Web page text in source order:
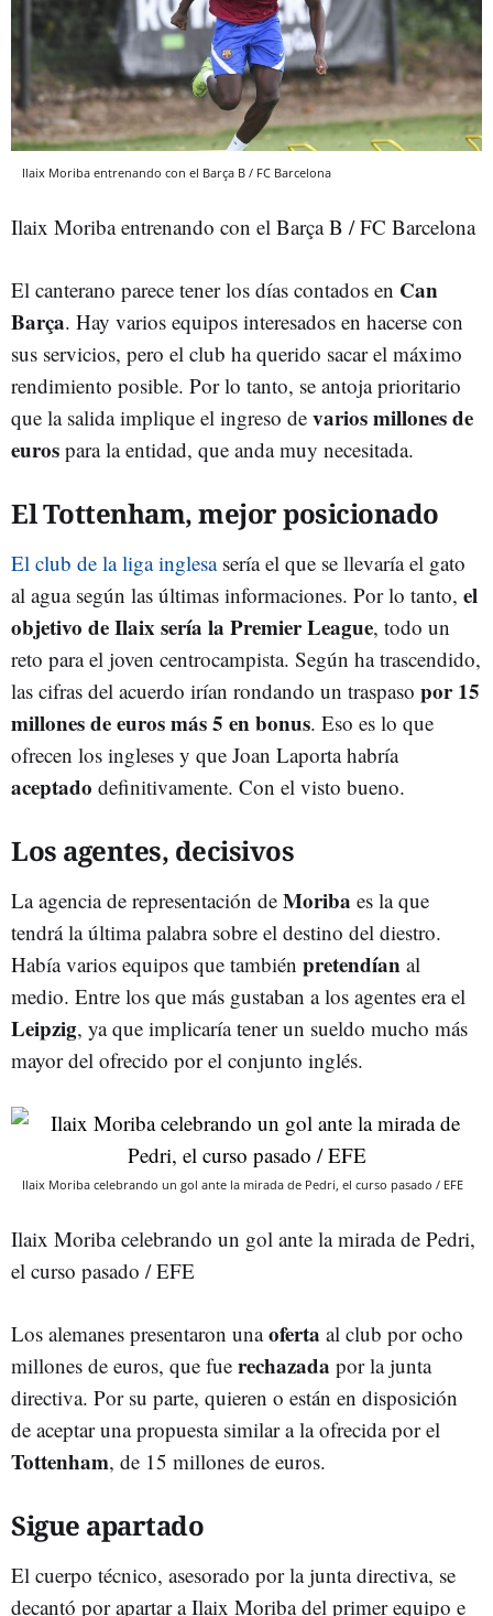
Ilaix Moriba entrenando con el Barça B / FC Barcelona
Ilaix Moriba entrenando con el Barça B / FC Barcelona
El canterano parece tener los días contados en Can
Barça. Hay varios equipos interesados en hacerse con
sus servicios, pero el club ha querido sacar el máximo
rendimiento posible. Por lo tanto, se antoja prioritario
que la salida implique el ingreso de varios millones de
euros para la entidad, que anda muy necesitada.
El Tottenham, mejor posicionado
El club de la liga inglesasería el que se llevaría el gato
al agua según las últimas informaciones. Por lo tanto, el
objetivo de Ilaix sería la Premier League, todo un
reto para el joven centrocampista. Según ha trascendido,
las cifras del acuerdo irían rondando un traspaso por 15
millones de euros más 5 en bonus. Eso es lo que
ofrecen los ingleses y que Joan Laporta habría
aceptado definitivamente. Con el visto bueno.
Los agentes, decisivos
La agencia de representación de Moriba es la que
tendrá la última palabra sobre el destino del diestro.
Había varios equipos que también pretendían al
medio. Entre los que más gustaban a los agentes era el
Leipzig, ya que implicaría tener un sueldo mucho más
mayor del ofrecido por el conjunto inglés.
Ilaix Moriba celebrando un gol ante la mirada de Pedri, el curso pasado / EFE
Ilaix Moriba celebrando un gol ante la mirada de Pedri,
el curso pasado / EFE
Los alemanes presentaron unaoferta al club por ocho
millones de euros, que fue rechazada por la junta
directiva. Por su parte, quieren o están en disposición
de aceptar una propuesta similar a la ofrecida por el
Tottenham, de 15 millones de euros.
Sigue apartado
El cuerpo técnico, asesorado por la junta directiva, se
decantó por apartar a Ilaix Moriba del primer equipo e